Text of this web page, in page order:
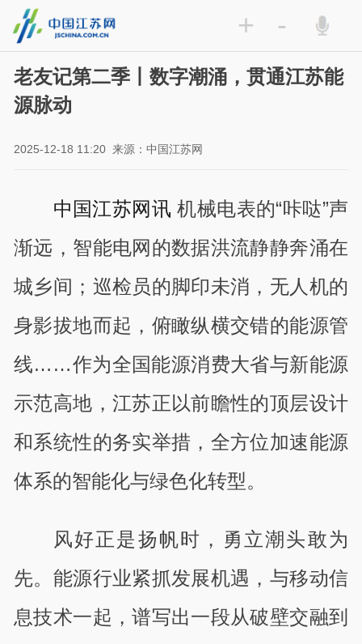
+ -
老友记第二季丨数字潮涌，贯通江苏能
源脉动
2025-12-18 11:20 来源：中国江苏网
中国江苏网讯机械电表的“咔哒”声
渐远，智能电网的数据洪流静静奔涌在
城乡间；巡检员的脚印未消，无人机的
身影拔地而起，俯瞰纵横交错的能源管
线……作为全国能源消费大省与新能源
示范高地，江苏正以前瞻性的顶层设计
和系统性的务实举措，全方位加速能源
体系的智能化与绿色化转型。
风好正是扬帆时，勇立潮头敢为
先。能源行业紧抓发展机遇，与移动信
息技术一起，谱写出一段从破壁交融到